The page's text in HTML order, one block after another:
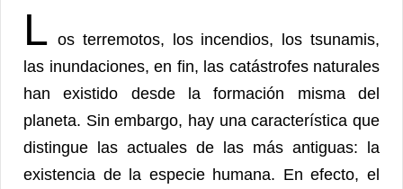
L os terremotos, los incendios, los tsunamis,
las inundaciones, en fin, las catástrofes naturales
han existido desde la formación misma del
planeta. Sin embargo, hay una característica que
distingue las actuales de las más antiguas: la
existencia de la especie humana. En efecto, el